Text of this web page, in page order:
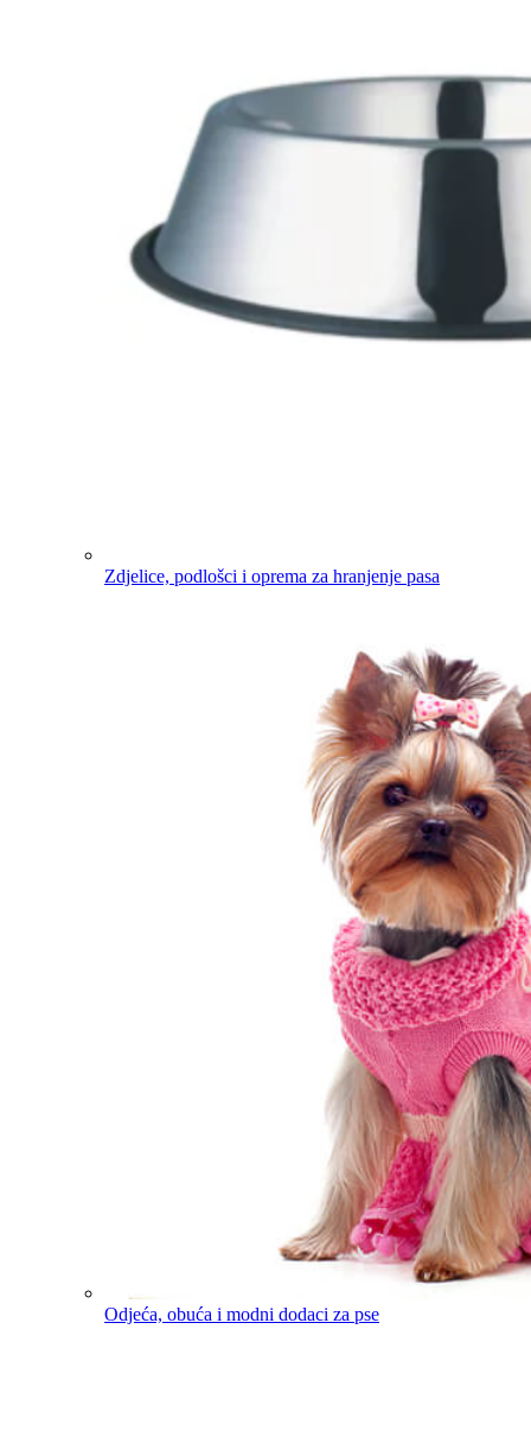
Zdjelice, podlošci i oprema za hranjenje pasa
Odjeća, obuća i modni dodaci za pse